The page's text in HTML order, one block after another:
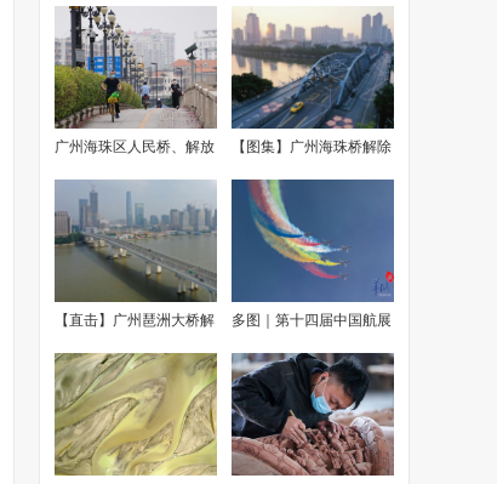
址博物馆即将开门迎客
广州海珠区人民桥、解放
桥、琶洲大桥恢复交通
【图集】广州海珠桥解除
交通管制恢复通行
【直击】广州琶洲大桥解
除临时交通管控恢复通车
多图｜第十四届中国航展
今日闭幕，一波高清大图
来袭！